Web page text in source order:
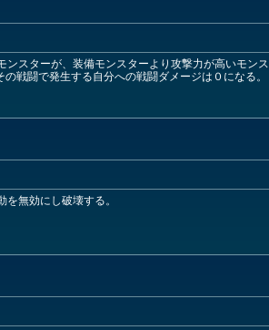
スターが、装備モンスターより攻撃力が高いモンス
戦闘で発生する自分への戦闘ダメージは０になる。
無効にし破壊する。